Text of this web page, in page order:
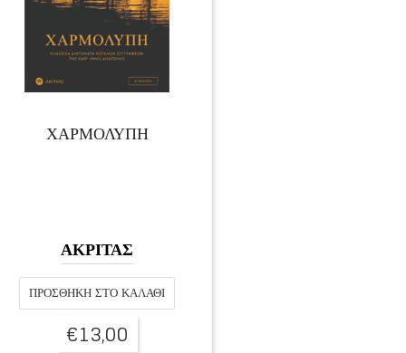
ΧΑΡΜΟΛΥΠΗ
ΑΚΡΙΤΑΣ
ΠΡΟΣΘΉΚΗ ΣΤΟ ΚΑΛΆΘΙ
€13,00